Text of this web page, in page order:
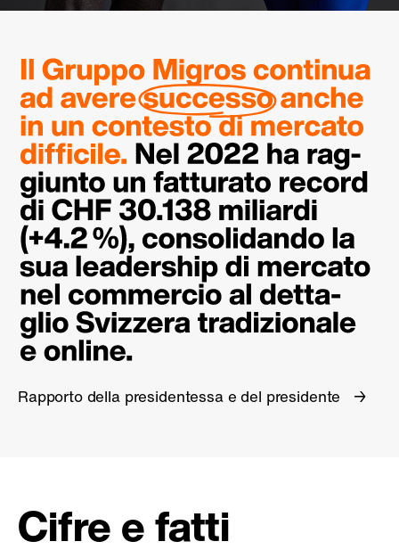
Rapporto della presidentessa e del presidente
Cifre e fatti